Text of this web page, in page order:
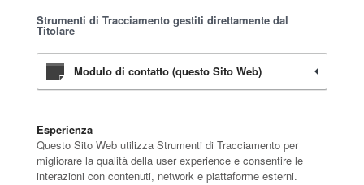
Strumenti di Tracciamento gestiti direttamente dal
Titolare
Modulo di contatto (questo Sito Web)
Esperienza
Questo Sito Web utilizza Strumenti di Tracciamento per
migliorare la qualità della user experience e consentire le
interazioni con contenuti, network e piattaforme esterni.